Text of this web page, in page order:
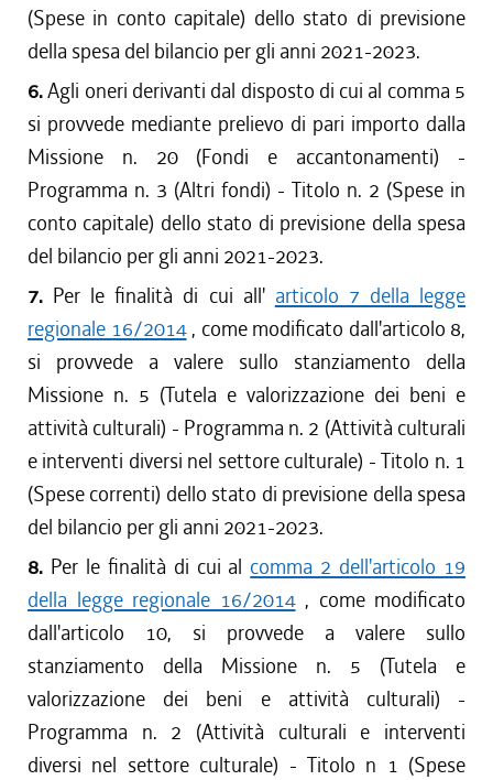
(Spese in conto capitale) dello stato di previsione
della spesa del bilancio per gli anni 2021-2023.
6.Agli oneri derivanti dal disposto di cui al comma 5
si provvede mediante prelievo di pari importo dalla
Missione n. 20 (Fondi e accantonamenti) -
Programma n. 3 (Altri fondi) - Titolo n. 2 (Spese in
conto capitale) dello stato di previsione della spesa
del bilancio per gli anni 2021-2023.
7. Per le finalità di cui all' articolo 7 della legge
regionale 16/2014, come modificato dall'articolo 8,
si provvede a valere sullo stanziamento della
Missione n. 5 (Tutela e valorizzazione dei beni e
attività culturali) - Programma n. 2 (Attività culturali
e interventi diversi nel settore culturale) - Titolo n. 1
(Spese correnti) dello stato di previsione della spesa
del bilancio per gli anni 2021-2023.
8. Per le finalità di cui al comma 2 dell'articolo 19
della legge regionale 16/2014, come modificato
dall'articolo 10, si provvede a valere sullo
stanziamento della Missione n. 5 (Tutela e
valorizzazione dei beni e attività culturali) -
Programma n. 2 (Attività culturali e interventi
diversi nel settore culturale) - Titolo n 1 (Spese